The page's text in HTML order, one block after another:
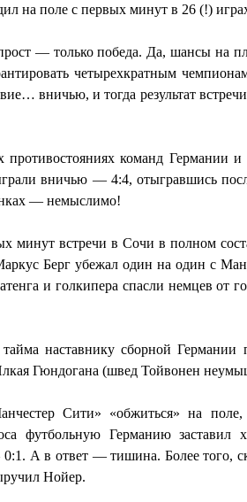
на поле с первых минут в 26 (!)
— только победа. Да, шансы на
четырехкратным
вничью, и тогда результат
противостояниях команд
вничью — 4:4, отыгравшись
— немыслимо!
минут встречи в Сочи в полном
Берг убежал один на один с
и голкипера спасли немцев от
наставнику сборной
Гюндогана (швед Тойвонен
Сити» «обжиться» на
футбольную Германию заставил
А в ответ — тишина. Более того,
Нойер.